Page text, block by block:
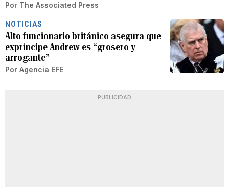
Por The Associated Press
NOTICIAS
Alto funcionario británico asegura que
expríncipe Andrew es “grosero y
arrogante”
Por Agencia EFE
PUBLICIDAD